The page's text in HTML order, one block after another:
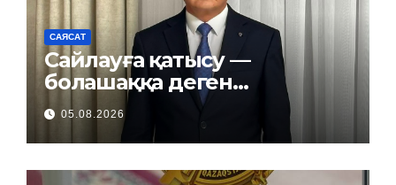
САЯСАТ
Сайлауға қатысу —
болашаққа деген
жауапкершілік
05.08.2026